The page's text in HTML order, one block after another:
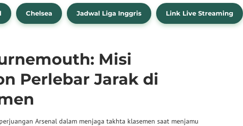
Chelsea Jadwal Liga Inggris Link Live Streaming
Misi
Perlebar Jarak di
Arsenal dalam menjaga takhta klasemen saat menjamu